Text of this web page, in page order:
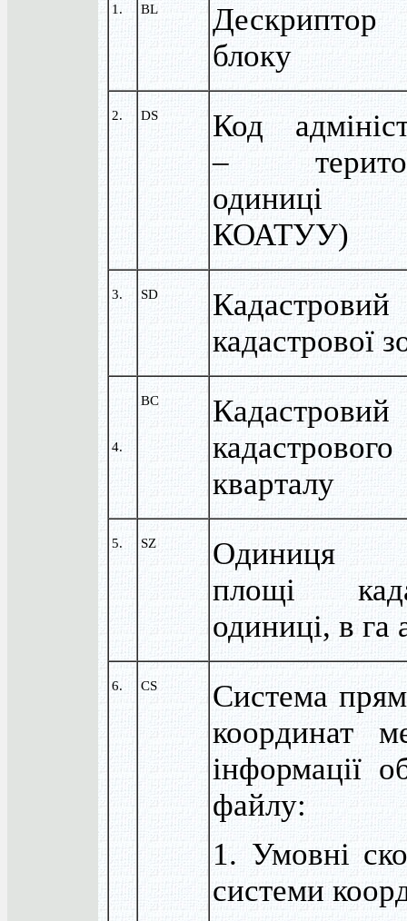
1. BL
Дескриптор
блоку
2. DS
Код
–
КОАТУУ)
3. SD
кадастрової
4.
BC
кадастрового
кварталу
5. SZ
Одиниця
площі
одиниці, в га
6. CS
Система
координат
інформації
файлу:
1. Умовні
системи